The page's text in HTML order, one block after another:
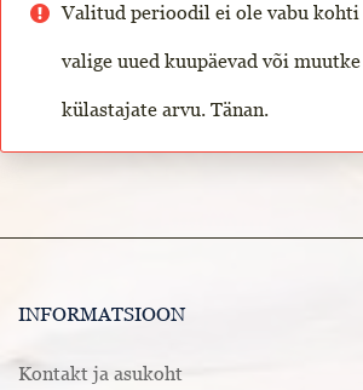
Valitud perioodil ei ole vabu kohti
valige uued kuupäevad või
külastajate arvu. Tänan.
INFORMATSIOON
Kontakt ja asukoht